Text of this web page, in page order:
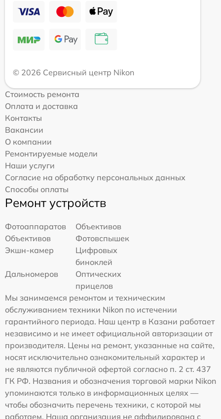
© 2026 Сервисный центр Nikon
Стоимость ремонта
Оплата и доставка
Контакты
Вакансии
О компании
Ремонтируемые модели
Наши услуги
Согласие на обработку персональных данных
Способы оплаты
Ремонт устройств
Фотоаппаратов
Объективов
Объективов
Фотовспышек
Экшн-камер
Цифровых
биноклей
Дальномеров
Оптических
прицелов
Мы занимаемся ремонтом и техническим
обслуживанием техники Nikon по истечении
гарантийного периода. Наш центр в Казани работает
независимо и не имеет официальной авторизации от
производителя. Цены на ремонт, указанные на сайте,
носят исключительно ознакомительный характер и
не являются публичной офертой согласно п. 2 ст. 437
ГК РФ. Названия и обозначения торговой марки Nikon
упоминаются только в информационных целях —
чтобы обозначить перечень техники, с которой мы
работаем. Наша организация не аффилирована с